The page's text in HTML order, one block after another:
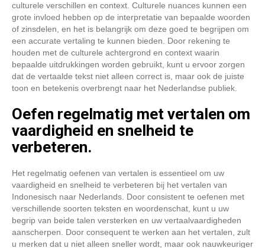
culturele verschillen en context. Culturele nuances kunnen een
grote invloed hebben op de interpretatie van bepaalde woorden
of zinsdelen, en het is belangrijk om deze goed te begrijpen om
een accurate vertaling te kunnen bieden. Door rekening te
houden met de culturele achtergrond en context waarin
bepaalde uitdrukkingen worden gebruikt, kunt u ervoor zorgen
dat de vertaalde tekst niet alleen correct is, maar ook de juiste
toon en betekenis overbrengt naar het Nederlandse publiek.
Oefen regelmatig met vertalen om
vaardigheid en snelheid te
verbeteren.
Het regelmatig oefenen van vertalen is essentieel om uw
vaardigheid en snelheid te verbeteren bij het vertalen van
Indonesisch naar Nederlands. Door consistent te oefenen met
verschillende soorten teksten en woordenschat, kunt u uw
begrip van beide talen versterken en uw vertaalvaardigheden
aanscherpen. Door consequent te werken aan het vertalen, zult
u merken dat u niet alleen sneller wordt, maar ook nauwkeuriger